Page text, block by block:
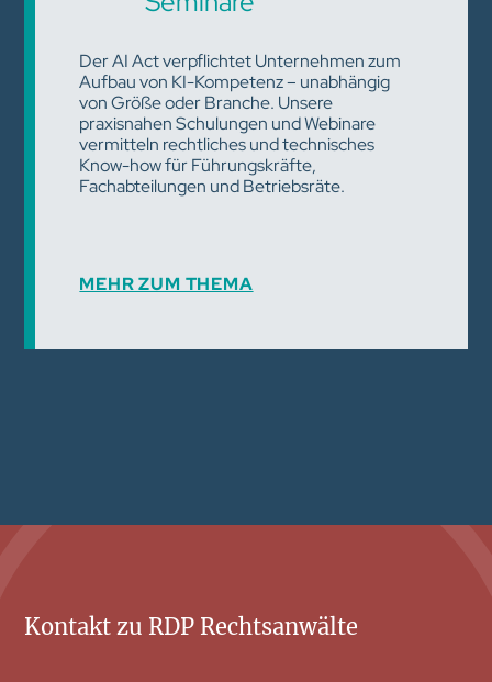
Der AI Act verpflichtet Unternehmen zum
Aufbau von KI-Kompetenz – unabhängig
von Größe oder Branche. Unsere
praxisnahen Schulungen und Webinare
vermitteln rechtliches und technisches
Know-how für Führungskräfte,
Fachabteilungen und Betriebsräte.
MEHR ZUM THEMA
Kontakt zu RDP Rechtsanwälte